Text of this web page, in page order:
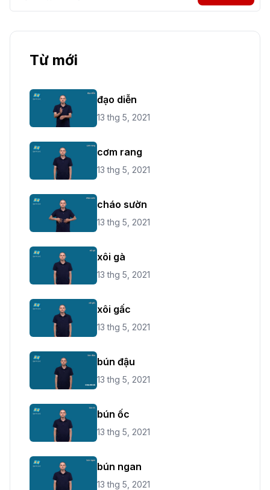
Từ mới
đạo diễn
13 thg 5, 2021
cơm rang
13 thg 5, 2021
cháo sườn
13 thg 5, 2021
xôi gà
13 thg 5, 2021
xôi gấc
13 thg 5, 2021
bún đậu
13 thg 5, 2021
bún ốc
13 thg 5, 2021
bún ngan
13 thg 5, 2021